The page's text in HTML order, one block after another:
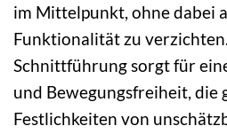
im Mittelpunkt, ohne dabei
Funktionalität zu
Schnittführung sorgt für
und Bewegungsfreiheit, die
Festlichkeiten von